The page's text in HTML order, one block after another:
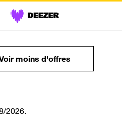
moins d'offres
2026.